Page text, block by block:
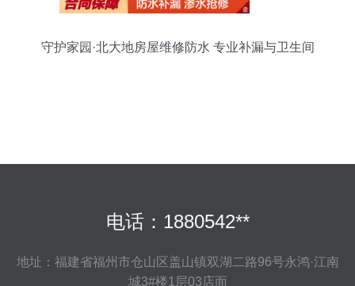
守护家园·北大地房屋维修防水 专业补漏与卫生间
电话：1880542**
地址：福建省福州市仓山区盖山镇双湖二路96号永鸿·江南
城3#楼1层03店面